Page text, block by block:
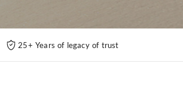
25+ Years of legacy of trust